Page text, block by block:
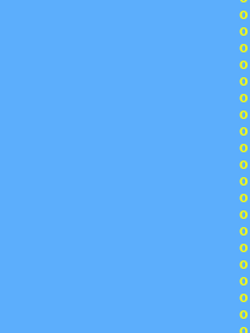
o
o
o
o
o
o
o
o
o
o
o
o
o
o
o
o
o
o
o